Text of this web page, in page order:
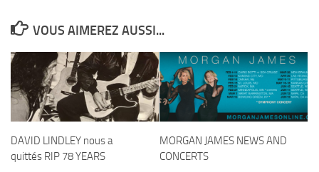
VOUS AIMEREZ AUSSI...
DAVID LINDLEY nous a
quittés RIP 78 YEARS
MORGAN JAMES NEWS AND
CONCERTS